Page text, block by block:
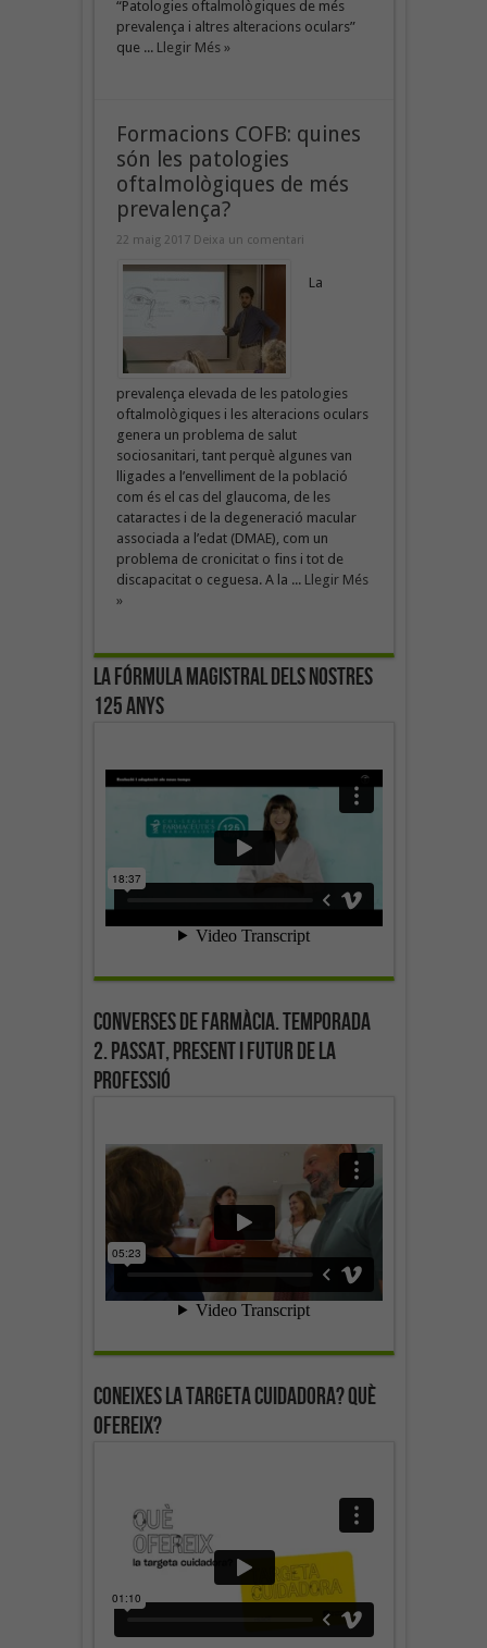
“Patologies oftalmològiques de més
prevalença i altres alteracions oculars”
que ... Llegir Més »
Formacions COFB: quines
són les patologies
oftalmològiques de més
prevalença?
22 maig 2017 Deixa un comentari
La
prevalença elevada de les patologies
oftalmològiques i les alteracions oculars
genera un problema de salut
sociosanitari, tant perquè algunes van
lligades a l’envelliment de la població
com és el cas del glaucoma, de les
cataractes i de la degeneració macular
associada a l’edat (DMAE), com un
problema de cronicitat o fins i tot de
discapacitat o ceguesa. A la ... Llegir Més
»
La fórmula magistral dels nostres
125 anys
Converses de farmàcia. Temporada
2. Passat, present i futur de la
professió
Coneixes la targeta cuidadora? Què
ofereix?